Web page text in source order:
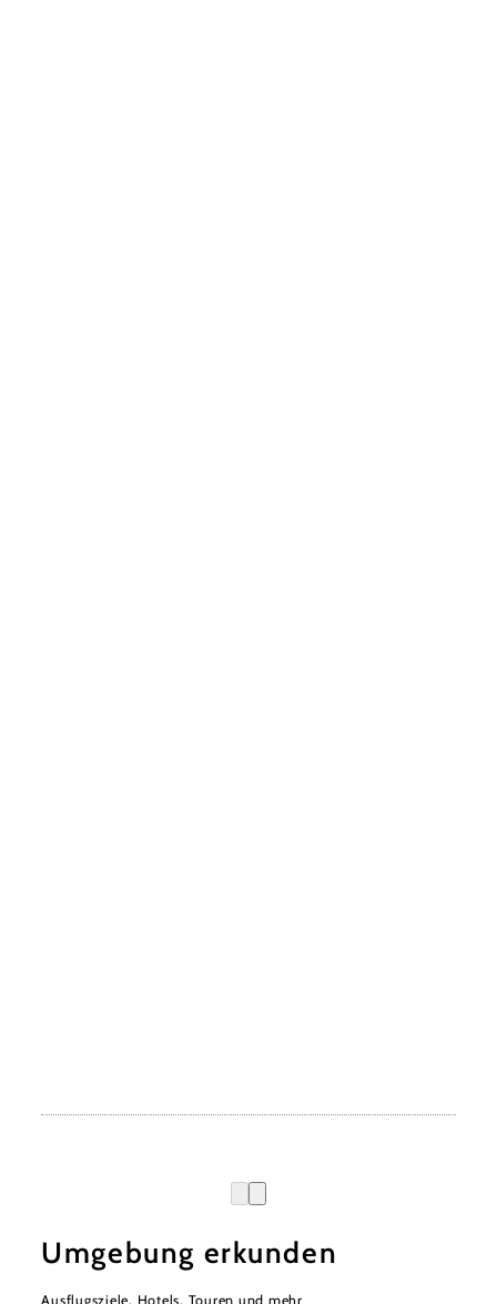
Umgebung erkunden
Ausflugsziele, Hotels, Touren und mehr